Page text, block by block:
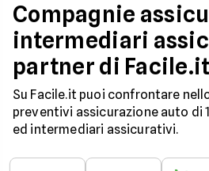
Compagnie
intermediari
partner di Facile.it
Su Facile.it puoi confrontare
preventivi assicurazione auto di
ed intermediari assicurativi.